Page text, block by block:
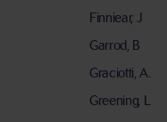
Finniear, J
Garrod, B
Graciotti, A.
Greening, L